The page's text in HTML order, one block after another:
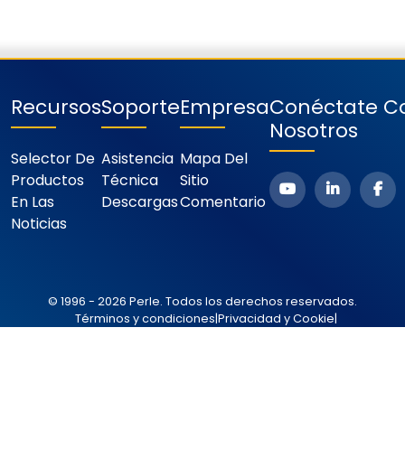
Recursos
Selector De
Productos
En Las
Noticias
Soporte
Asistencia
Técnica
Descargas
Empresa
Mapa Del
Sitio
Comentario
Conéctate
Nosotros
© 1996 - 2026 Perle. Todos los derechos reservados.
Términos y condiciones|Privacidad y Cookie|